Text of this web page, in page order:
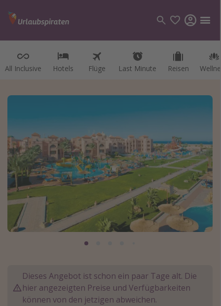
All Inclusive Hotels Flüge Last Minute Reisen
Kategorien
Kreuzfahrten
Reiseziele
Alle Reiseziele
Österreich
Italien
Lombardei
Reisethemen
Dieses Angebot ist schon ein paar Tage alt. Die
hier angezeigten Preise und Verfügbarkeiten
können von den jetzigen abweichen.